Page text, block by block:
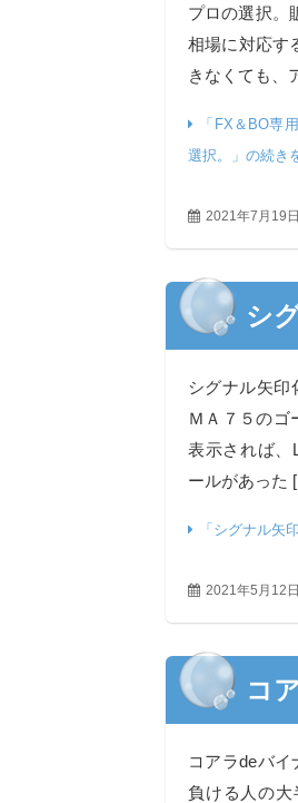
プロの選択
相場に対応す
きなくても、
「FX＆BO専
選択。」の続き
2021年7月19日
シ
シグナル矢印
ＭＡ７５のゴ
表示されば、
ールがあった
「シグナル矢
2021年5月12日
コ
コアラdeバ
負ける人の